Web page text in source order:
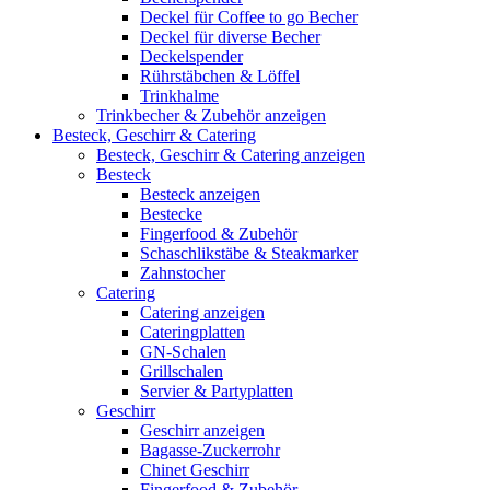
Deckel für Coffee to go Becher
Deckel für diverse Becher
Deckelspender
Rührstäbchen & Löffel
Trinkhalme
Trinkbecher & Zubehör anzeigen
Besteck, Geschirr & Catering
Besteck, Geschirr & Catering anzeigen
Besteck
Besteck anzeigen
Bestecke
Fingerfood & Zubehör
Schaschlikstäbe & Steakmarker
Zahnstocher
Catering
Catering anzeigen
Cateringplatten
GN-Schalen
Grillschalen
Servier & Partyplatten
Geschirr
Geschirr anzeigen
Bagasse-Zuckerrohr
Chinet Geschirr